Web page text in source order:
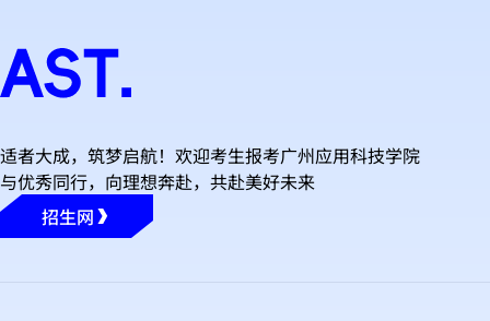
适者大成，筑梦启航！欢迎考生报考广州应用科技学院
与优秀同行，向理想奔赴，共赴美好未来
招生网